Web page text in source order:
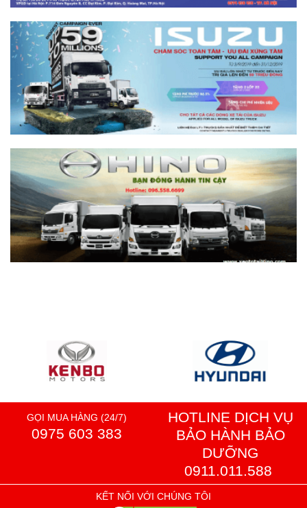
GỌI MUA HÀNG (24/7)
0975 603 383
HOTLINE DỊCH VỤ
BẢO HÀNH BẢO
DƯỠNG
0911.011.588
KẾT NỐI VỚI CHÚNG TÔI